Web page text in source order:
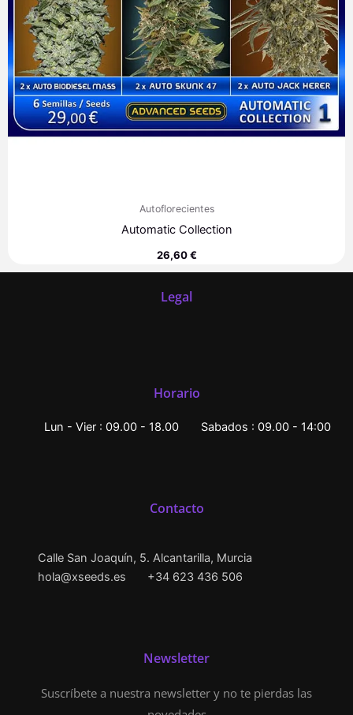
Autoflorecientes
Automatic Collection
26,60€
Legal
Horario
Lun - Vier : 09.00 - 18.00 Sabados : 09.00 - 14:00
Contacto
Calle San Joaquín, 5. Alcantarilla, Murcia
hola@xseeds.es
+34 623 436 506
Newsletter
Suscríbete a nuestra newsletter y no te pierdas las